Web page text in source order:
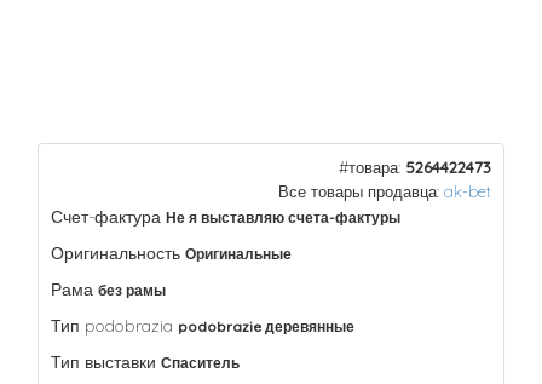
#товара: 5264422473
Все товары продавца: ak-bet
Счет-фактура Не я выставляю счета-фактуры
Оригинальность Оригинальные
Рама без рамы
Тип podobrazia podobrazie деревянные
Тип выставки Спаситель